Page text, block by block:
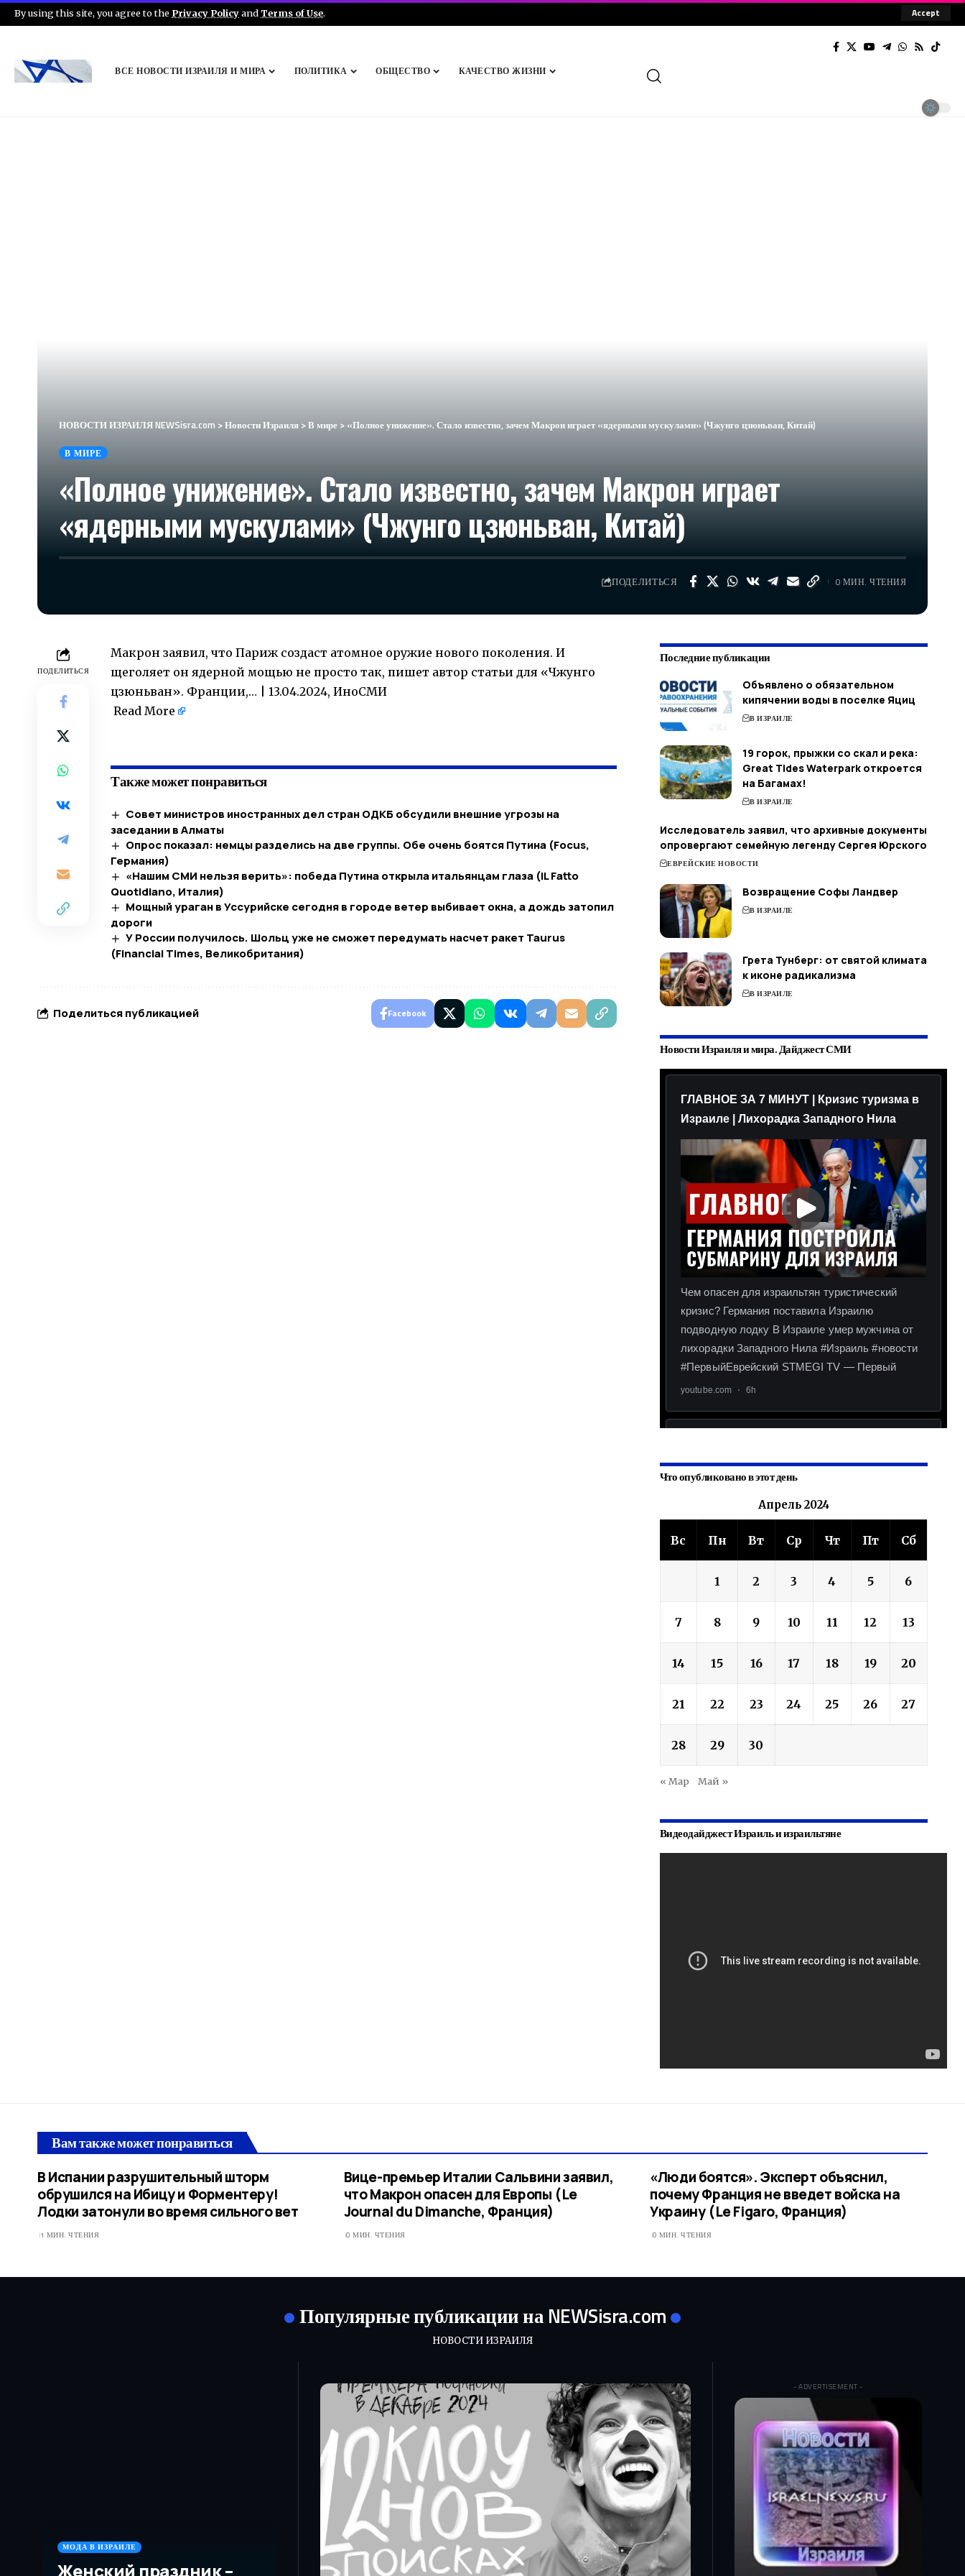
By using this site, you agree to the Privacy Policyand Terms of Use. Accept
ВСЕ НОВОСТИ ИЗРАИЛЯ И МИРА ПОЛИТИКА ОБЩЕСТВО КАЧЕСТВО ЖИЗНИ
НОВОСТИ ИЗРАИЛЯ NEWSisra.com >Новости Израиля >В мире > «Полное унижение». Стало известно, зачем Макрон играет «ядерными мускулами» (Чжунго цзюньван, Китай)
В МИРЕ
«Полное унижение». Стало известно, зачем Макрон играет
«ядерными мускулами» (Чжунго цзюньван, Китай)
ПОДЕЛИТЬСЯ 0 МИН. ЧТЕНИЯ
ПОДЕЛИТЬСЯ
Макрон заявил, что Париж создаст атомное оружие нового поколения. И
щеголяет он ядерной мощью не просто так, пишет автор статьи для «Чжунго
цзюньван». Франции,… | 13.04.2024, ИноСМИ
Read More
Также может понравиться
Совет министров иностранных дел стран ОДКБ обсудили внешние угрозы на
заседании в Алматы
Опрос показал: немцы разделись на две группы. Обе очень боятся Путина (Focus,
Германия)
«Нашим СМИ нельзя верить»: победа Путина открыла итальянцам глаза (IL Fatto
Quotidiano, Италия)
Мощный ураган в Уссурийске сегодня в городе ветер выбивает окна, а дождь затопил
дороги
У России получилось. Шольц уже не сможет передумать насчет ракет Taurus
(Financial Times, Великобритания)
Поделиться публикацией Facebook
Последние публикации
Объявлено о обязательном
кипячении воды в поселке Яциц
В ИЗРАИЛЕ
19 горок, прыжки со скал и река:
Great Tides Waterpark откроется
на Багамах!
В ИЗРАИЛЕ
Исследователь заявил, что архивные документы
опровергают семейную легенду Сергея Юрского
ЕВРЕЙСКИЕ НОВОСТИ
Возвращение Софы Ландвер
В ИЗРАИЛЕ
Грета Тунберг: от святой климата
к иконе радикализма
В ИЗРАИЛЕ
Новости Израиля и мира. Дайджест СМИ
Что опубликовано в этот день
Апрель 2024
Вс Пн Вт Ср Чт Пт Сб
1 2 3 4 5 6
7 8 9 10 11 12 13
14 15 16 17 18 19 20
21 22 23 24 25 26 27
28 29 30
« Мар Май »
Видеодайджест Израиль и израильтяне
Вам также может понравиться
В Испании разрушительный шторм
обрушился на Ибицу и Форментеру!
Лодки затонули во время сильного вет
1 МИН. ЧТЕНИЯ
Вице-премьер Италии Сальвини заявил,
что Макрон опасен для Европы (Le
Journal du Dimanche, Франция)
0 МИН. ЧТЕНИЯ
«Люди боятся». Эксперт объяснил,
почему Франция не введет войска на
Украину (Le Figaro, Франция)
0 МИН. ЧТЕНИЯ
Популярные публикации на NEWSisra.com
НОВОСТИ ИЗРАИЛЯ
МОДА В ИЗРАИЛЕ
Женский праздник –
- ADVERTISEMENT -